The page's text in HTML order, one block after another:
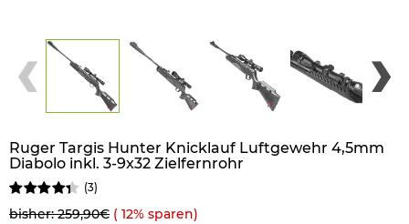
Ruger Targis Hunter Knicklauf Luftgewehr 4,5mm
Diabolo inkl. 3-9x32 Zielfernrohr
(3)
bisher: 259,90€ ( 12% sparen)